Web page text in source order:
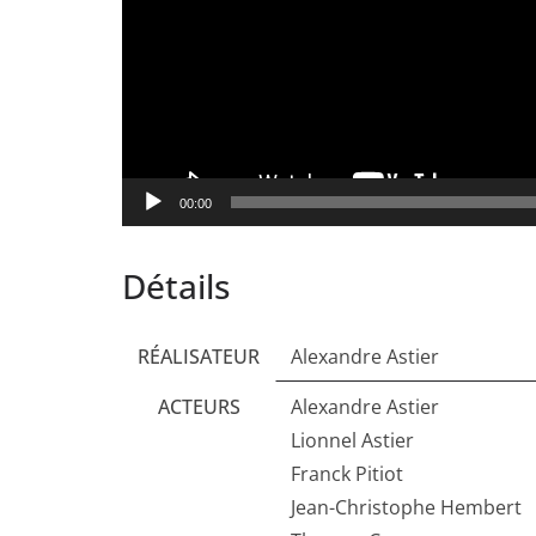
00:00
Détails
RÉALISATEUR
Alexandre Astier
ACTEURS
Alexandre Astier
Lionnel Astier
Franck Pitiot
Jean-Christophe Hembert